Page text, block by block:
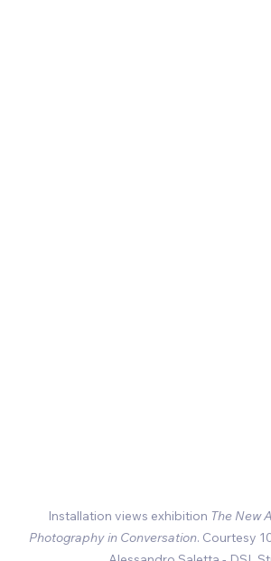
Installation views exhibition The New
Photography in Conversation. Courtesy